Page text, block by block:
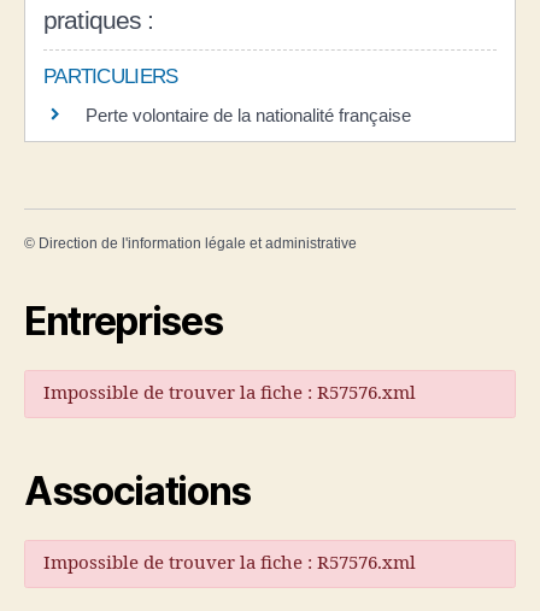
pratiques :
PARTICULIERS
Perte volontaire de la nationalité française
© Direction de l'information légale et administrative
Entreprises
Impossible de trouver la fiche : R57576.xml
Associations
Impossible de trouver la fiche : R57576.xml